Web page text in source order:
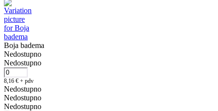
Boja badema
Nedostupno
Nedostupno
8,16 € + pdv
Nedostupno
Nedostupno
Nedostupno